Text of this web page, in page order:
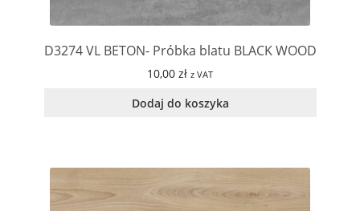
D3274 VL BETON- Próbka blatu BLACK WOOD
10,00 zł z VAT
Dodaj do koszyka